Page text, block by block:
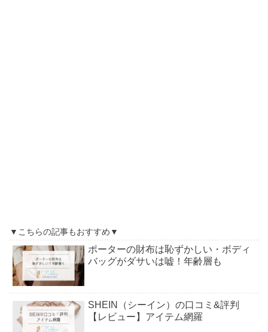
▼こちらの記事もおすすめ▼
ポーターの財布は恥ずかしい・ボディ
バッグがダサいは嘘！年齢層も
SHEIN（シーイン）の口コミ&評判
【レビュー】アイテム網羅